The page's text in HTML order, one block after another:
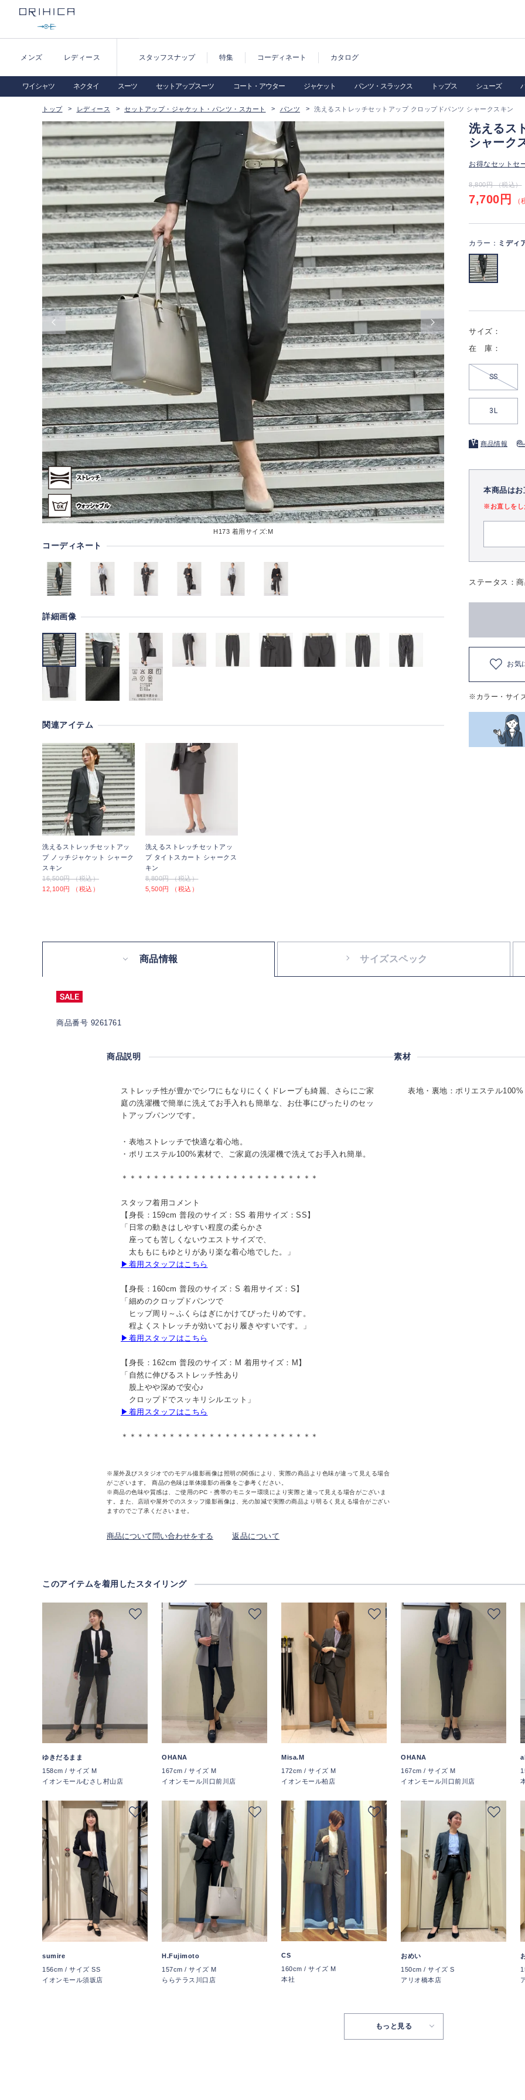
メンズ レディース スタッフスナップ 特集 コーディネート カタログ
ワイシャツ ネクタイ スーツ セットアップスーツ コート・アウター ジャケット パンツ・スラックス トップス シューズ
トップ レディース セットアップ・ジャケット・パンツ・スカート パンツ 洗えるストレッチセットアップ クロップドパンツ シャークスキン
H173 着用サイズ:M
コーディネート
詳細画像
関連アイテム
洗えるストレッチセットアッ
プ ノッチジャケット シャーク
スキン
16,500円 （税込）
12,100円 （税込）
洗えるストレッチセットアッ
プ タイトスカート シャークス
キン
8,800円 （税込）
5,500円 （税込）
洗えるス
シャーク
お得なセットセ
8,800円 （税込）
7,700円 （
カラー： ミディ
サイズ：
在 庫：
SS
3L
商品情報
本商品は
※お直しをし
ステータス：
お気
※カラー・サイ
商品情報 サイズスペック
商品番号 9261761
商品説明
ストレッチ性が豊かでシワにもなりにくくドレープも綺麗、さらにご家
庭の洗濯機で簡単に洗えてお手入れも簡単な、お仕事にぴったりのセッ
トアップパンツです。
・表地ストレッチで快適な着心地。
・ポリエステル100%素材で、ご家庭の洗濯機で洗えてお手入れ簡単。
＊＊＊＊＊＊＊＊＊＊＊＊＊＊＊＊＊＊＊＊＊＊＊＊＊
スタッフ着用コメント
【身長：159cm 普段のサイズ：SS 着用サイズ：SS】
「日常の動きはしやすい程度の柔らかさ
座っても苦しくないウエストサイズで、
太ももにもゆとりがあり楽な着心地でした。」
▶着用スタッフはこちら
【身長：160cm 普段のサイズ：S 着用サイズ：S】
「細めのクロップドパンツで
ヒップ周り～ふくらはぎにかけてぴったりめです。
程よくストレッチが効いており履きやすいです。」
▶着用スタッフはこちら
【身長：162cm 普段のサイズ：M 着用サイズ：M】
「自然に伸びるストレッチ性あり
股上やや深めで安心♪
クロップドでスッキリシルエット」
▶着用スタッフはこちら
＊＊＊＊＊＊＊＊＊＊＊＊＊＊＊＊＊＊＊＊＊＊＊＊＊
※屋外及びスタジオでのモデル撮影画像は照明の関係により、実際の商品より色味が違って見える場合
がございます。 商品の色味は単体撮影の画像をご参考ください。
※商品の色味や質感は、ご使用のPC・携帯のモニター環境により実際と違って見える場合がございま
す。また、店頭や屋外でのスタッフ撮影画像は、光の加減で実際の商品より明るく見える場合がござい
ますのでご了承くださいませ。
商品について問い合わせをする 返品について
素材
表地・裏地：ポリエステル100%
このアイテムを着用したスタイリング
ゆきだるまま
158cm / サイズ M
イオンモールむさし村山店
OHANA
167cm / サイズ M
イオンモール川口前川店
Misa.M
172cm / サイズ M
イオンモール柏店
OHANA
167cm / サイズ M
イオンモール川口前川店
sumire
156cm / サイズ SS
イオンモール須坂店
H.Fujimoto
157cm / サイズ M
ららテラス川口店
CS
160cm / サイズ M
本社
おめい
150cm / サイズ S
アリオ橋本店
もっと見る